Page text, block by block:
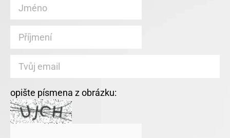
opište písmena z obrázku: